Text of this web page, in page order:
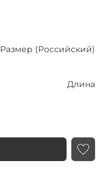
Размер (Российский)
Длина